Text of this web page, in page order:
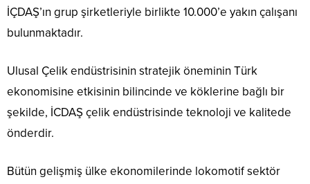
İÇDAŞ’ın grup şirketleriyle birlikte 10.000’e yakın çalışanı
bulunmaktadır.
Ulusal Çelik endüstrisinin stratejik öneminin Türk
ekonomisine etkisinin bilincinde ve köklerine bağlı bir
şekilde, İCDAŞ çelik endüstrisinde teknoloji ve kalitede
önderdir.
Bütün gelişmiş ülke ekonomilerinde lokomotif sektör